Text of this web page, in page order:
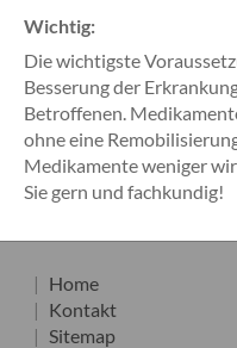
Wichtig:
Die wichtigste
Besserung der
Betroffenen.
ohne eine
Medikamente weniger
Sie gern und fachkundig!
Home
Kontakt
Sitemap